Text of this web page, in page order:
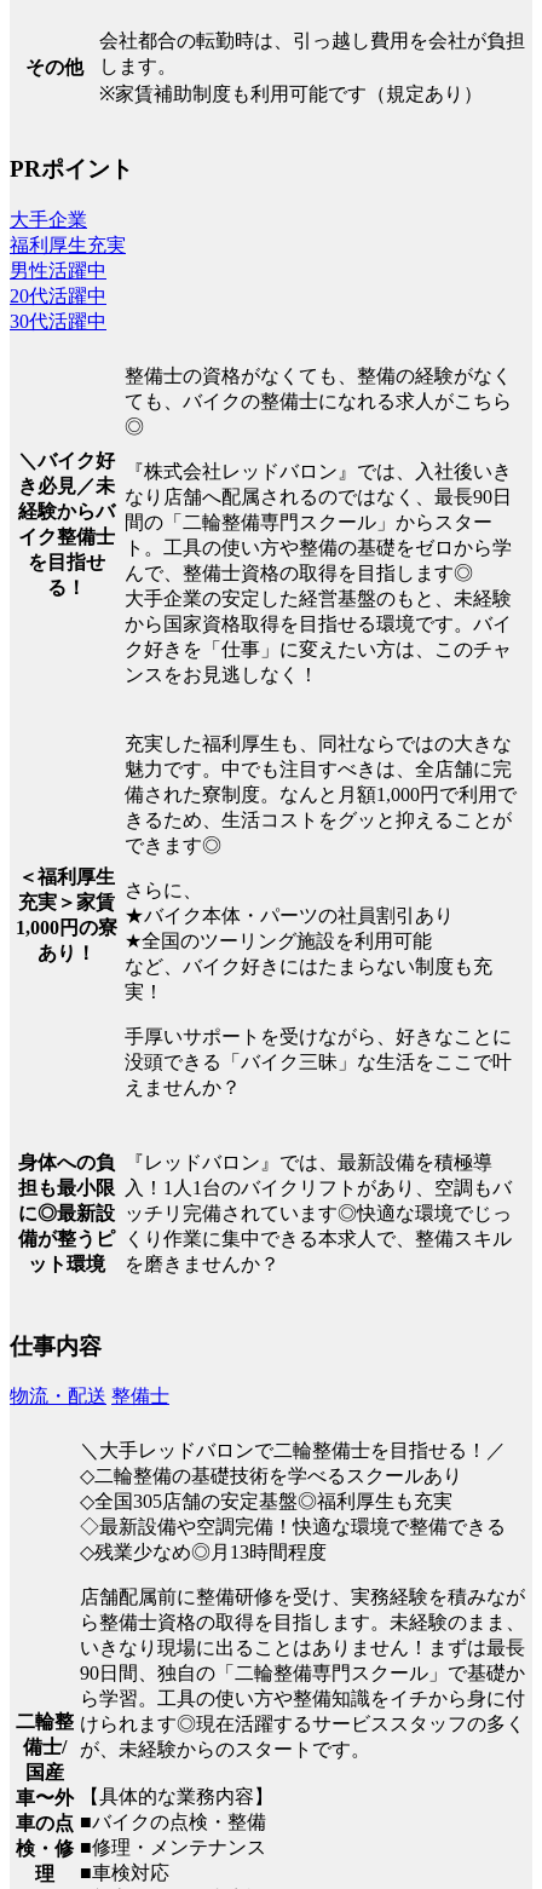
その他
会社都合の転勤時は、引っ越し費用を会社が負担
します。
※家賃補助制度も利用可能です（規定あり）
PRポイント
大手企業
福利厚生充実
男性活躍中
20代活躍中
30代活躍中
＼バイク好
き必見／未
経験からバ
イク整備士
を目指せ
る！
整備士の資格がなくても、整備の経験がなく
ても、バイクの整備士になれる求人がこちら
◎
『株式会社レッドバロン』では、入社後いき
なり店舗へ配属されるのではなく、最長90日
間の「二輪整備専門スクール」からスター
ト。工具の使い方や整備の基礎をゼロから学
んで、整備士資格の取得を目指します◎
大手企業の安定した経営基盤のもと、未経験
から国家資格取得を目指せる環境です。バイ
ク好きを「仕事」に変えたい方は、このチャ
ンスをお見逃しなく！
＜福利厚生
充実＞家賃
1,000円の寮
あり！
充実した福利厚生も、同社ならではの大きな
魅力です。中でも注目すべきは、全店舗に完
備された寮制度。なんと月額1,000円で利用で
きるため、生活コストをグッと抑えることが
できます◎
さらに、
★バイク本体・パーツの社員割引あり
★全国のツーリング施設を利用可能
など、バイク好きにはたまらない制度も充
実！
手厚いサポートを受けながら、好きなことに
没頭できる「バイク三昧」な生活をここで叶
えませんか？
身体への負
担も最小限
に◎最新設
備が整うピ
ット環境
『レッドバロン』では、最新設備を積極導
入！1人1台のバイクリフトがあり、空調もバ
ッチリ完備されています◎快適な環境でじっ
くり作業に集中できる本求人で、整備スキル
を磨きませんか？
仕事内容
物流・配送 整備士
二輪整
備士/
国産
車〜外
車の点
検・修
理
＼大手レッドバロンで二輪整備士を目指せる！／
◇二輪整備の基礎技術を学べるスクールあり
◇全国305店舗の安定基盤◎福利厚生も充実
◇最新設備や空調完備！快適な環境で整備できる
◇残業少なめ◎月13時間程度
店舗配属前に整備研修を受け、実務経験を積みなが
ら整備士資格の取得を目指します。未経験のまま、
いきなり現場に出ることはありません！まずは最長
90日間、独自の「二輪整備専門スクール」で基礎か
ら学習。工具の使い方や整備知識をイチから身に付
けられます◎現在活躍するサービススタッフの多く
が、未経験からのスタートです。
【具体的な業務内容】
■バイクの点検・整備
■修理・メンテナンス
■車検対応